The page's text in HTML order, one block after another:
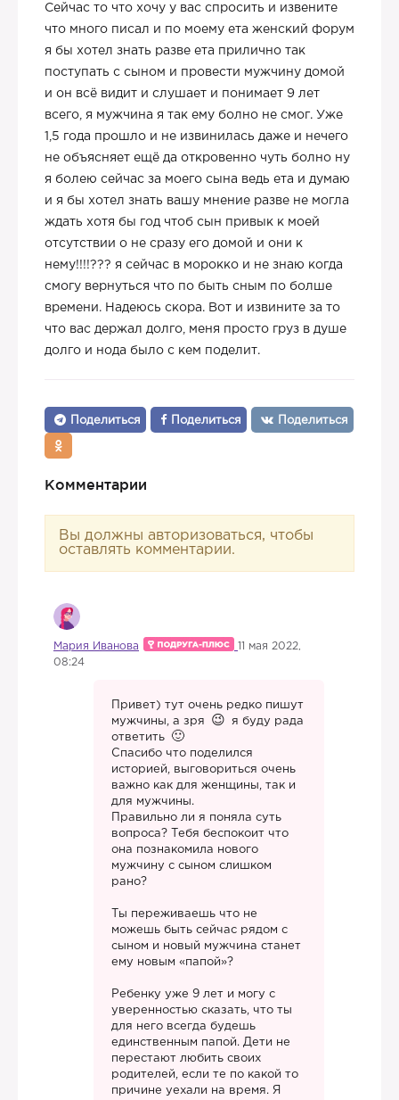
Сейчас то что хочу у вас спросить и извените
что много писал и по моему ета женский форум
я бы хотел знать разве ета прилично так
поступать с сыном и провести мужчину домой
и он всё видит и слушает и понимает 9 лет
всего, я мужчина я так ему болно не смог. Уже
1,5 года прошло и не извинилась даже и нечего
не объясняет ещё да откровенно чуть болно ну
я болею сейчас за моего сына ведь ета и думаю
и я бы хотел знать вашу мнение разве не могла
ждать хотя бы год чтоб сын привык к моей
отсутствии о не сразу его домой и они к
нему!!!!??? я сейчас в морокко и не знаю когда
смогу вернуться что по быть сным по болше
времени. Надеюсь скора. Вот и извините за то
что вас держал долго, меня просто груз в душе
долго и нода было с кем поделит.
Поделиться Поделиться Поделиться
Комментарии
Вы должны авторизоваться, чтобы
оставлять комментарии.
Мария Иванова
11 мая 2022,
08:24
Привет) тут очень редко пишут
мужчины, а зря
я буду рада
ответить
Спасибо что поделился
историей, выговориться очень
важно как для женщины, так и
для мужчины.
Правильно ли я поняла суть
вопроса? Тебя беспокоит что
она познакомила нового
мужчину с сыном слишком
рано?
Ты переживаешь что не
можешь быть сейчас рядом с
сыном и новый мужчина станет
ему новым «папой»?
Ребенку уже 9 лет и могу с
уверенностью сказать, что ты
для него всегда будешь
единственным папой. Дети не
перестают любить своих
родителей, если те по какой то
причине уехали на время. Я